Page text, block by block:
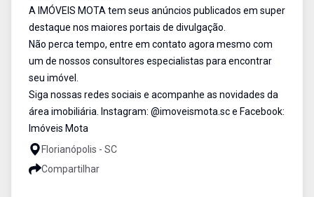
A IMÓVEIS MOTA tem seus anúncios publicados em super
destaque nos maiores portais de divulgação.
Não perca tempo, entre em contato agora mesmo com
um de nossos consultores especialistas para encontrar
seu imóvel.
Siga nossas redes sociais e acompanhe as novidades da
área imobiliária. Instagram: @imoveismota.sc e Facebook:
Imóveis Mota
Florianópolis - SC
Compartilhar